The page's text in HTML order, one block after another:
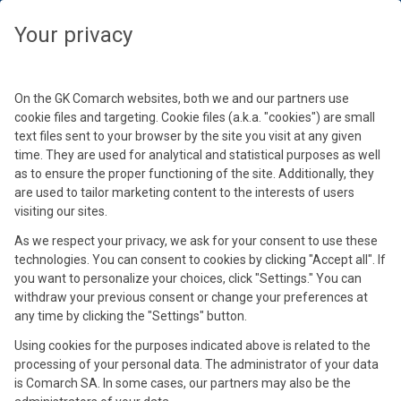
Kontynuuj
Your privacy
On the GK Comarch websites, both we and our partners use
cookie files and targeting. Cookie files (a.k.a. "cookies") are small
text files sent to your browser by the site you visit at any given
time. They are used for analytical and statistical purposes as well
as to ensure the proper functioning of the site. Additionally, they
are used to tailor marketing content to the interests of users
visiting our sites.
As we respect your privacy, we ask for your consent to use these
technologies. You can consent to cookies by clicking "Accept all". If
you want to personalize your choices, click "Settings." You can
withdraw your previous consent or change your preferences at
any time by clicking the "Settings" button.
Using cookies for the purposes indicated above is related to the
processing of your personal data. The administrator of your data
is Comarch SA. In some cases, our partners may also be the
Roksana Lempart
Head of Customer Success, SALESmanago
Na co dzień zarządza zespołem jako Head of Customer Success.
Odpowiedzialna za optymalizację procesów marketingowych
w narzędziu SALESmanago u polskich i zagranicznych klientów
korzystających z marketing automation w przeróżnych branżach.
Posiada duże doświadczenie w bezpośredniej pracy z klientem
Tomasz Tomczyk
Strategic Marketing Automation Consultant,
SALESmanago
Na co dzień lider zespołu, odpowiedzialny za optymalizację
procesów marketingowych w narzędziu SALESmanago u ponad
700 polskich klientów korzystających z marketing automation
Karolina Trela
Product Manager e-Commerce
Absolwentka Uniwersytetu Śląskiego w Katowicach.
Doświadczenie zdobywała w branży finansowej jako specjalista
ds. Kontroli Wewnętrznej i Audytu. W Comarch początkowo
zajmowała się wsparciem technicznym Klientów oraz Partnerów
w obrębie produktów Comarch e-Sklep, Comarch B2B oraz